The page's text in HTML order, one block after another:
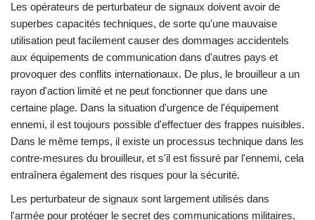
Les opérateurs de perturbateur de signaux doivent avoir de
superbes capacités techniques, de sorte qu'une mauvaise
utilisation peut facilement causer des dommages accidentels
aux équipements de communication dans d'autres pays et
provoquer des conflits internationaux. De plus, le brouilleur a un
rayon d'action limité et ne peut fonctionner que dans une
certaine plage. Dans la situation d'urgence de l'équipement
ennemi, il est toujours possible d'effectuer des frappes nuisibles.
Dans le même temps, il existe un processus technique dans les
contre-mesures du brouilleur, et s'il est fissuré par l'ennemi, cela
entraînera également des risques pour la sécurité.
Les perturbateur de signaux sont largement utilisés dans
l'armée pour protéger le secret des communications militaires,